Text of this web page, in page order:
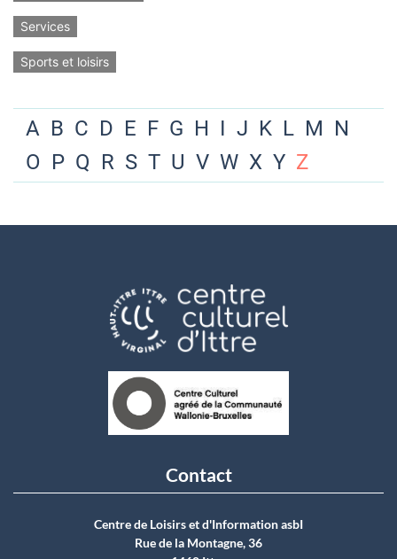
Services
Sports et loisirs
A B C D E F G H I J K L M N
O P Q R S T U V W X Y Z
Contact
Centre de Loisirs et d'Information asbI
Rue de la Montagne, 36